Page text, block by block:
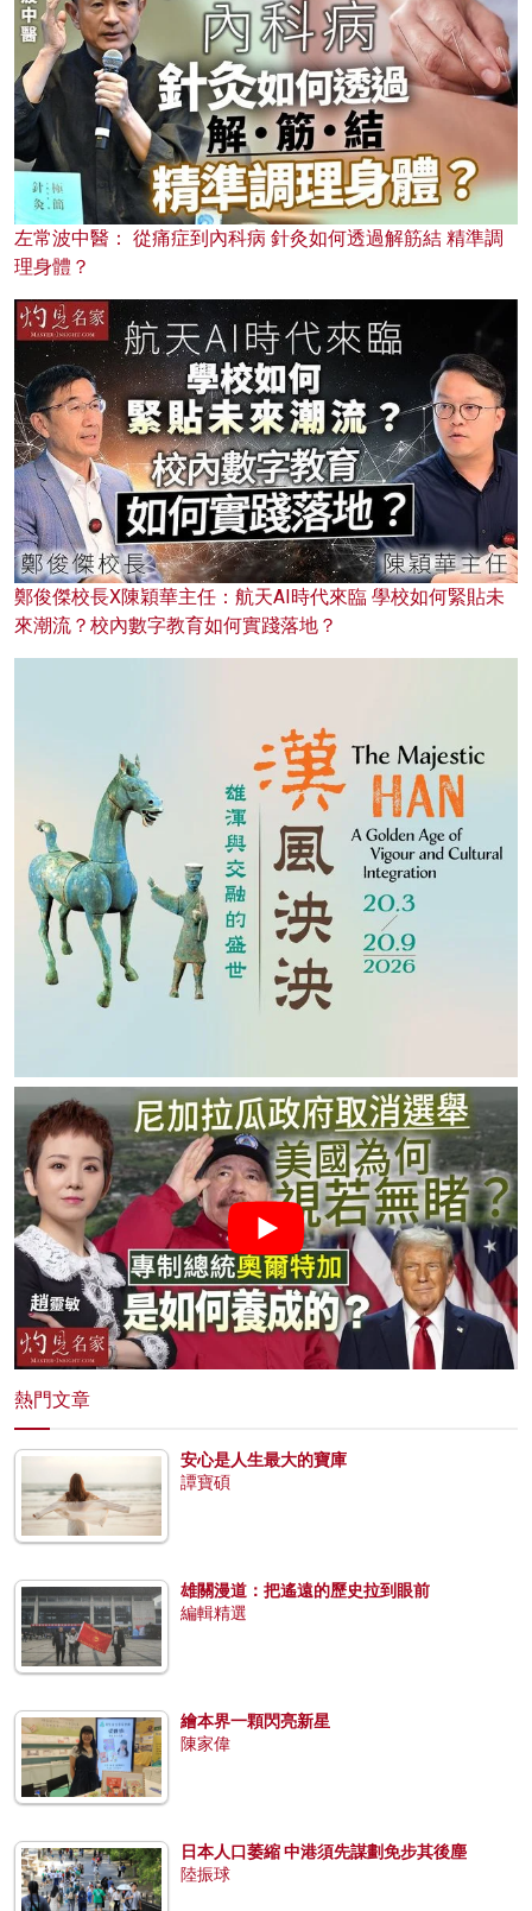
左常波中醫： 從痛症到內科病 針灸如何透過解筋結 精準調
理身體？
鄭俊傑校長X陳穎華主任：航天AI時代來臨 學校如何緊貼未
來潮流？校內數字教育如何實踐落地？
熱門文章
安心是人生最大的寶庫
譚寶碩
雄關漫道：把遙遠的歷史拉到眼前
編輯精選
繪本界一顆閃亮新星
陳家偉
日本人口萎縮 中港須先謀劃免步其後塵
陸振球